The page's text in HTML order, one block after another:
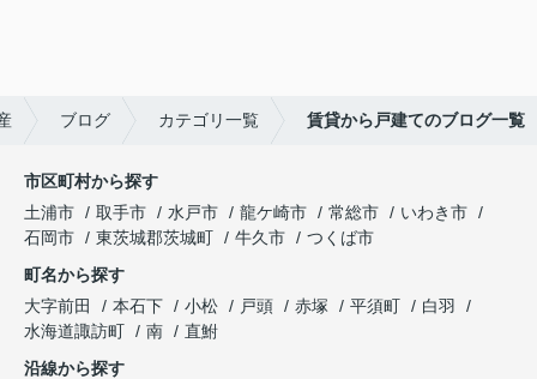
ブログ カテゴリ一覧 賃貸から戸建てのブログ一覧
市区町村から探す
土浦市
取手市 水戸市 龍ケ崎市 常総市
いわき市
石岡市
東茨城郡茨城町 牛久市
つくば市
町名から探す
大字前田
本石下 小松 戸頭 赤塚 平須町
白羽
水海道諏訪町
南
直鮒
沿線から探す